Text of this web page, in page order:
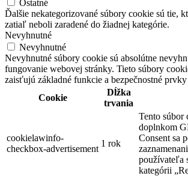
Ostatné
Ďalšie nekategorizované súbory cookie sú tie,
zatiaľ neboli zaradené do žiadnej kategórie.
Nevyhnutné
Nevyhnutné
Nevyhnutné súbory cookie sú absolútne
fungovanie webovej stránky. Tieto súbory
zaisťujú základné funkcie a bezpečnostné
Cookie
Dĺžka
trvania
cookielawinfo-
checkbox-advertisement
1 rok
Tento súbor
doplnkom
Consent sa
používateľa
kategórii